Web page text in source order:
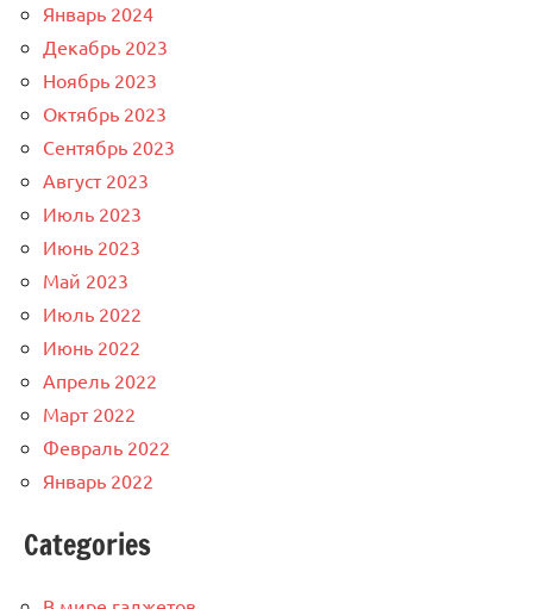
Январь 2024
Декабрь 2023
Ноябрь 2023
Октябрь 2023
Сентябрь 2023
Август 2023
Июль 2023
Июнь 2023
Май 2023
Июль 2022
Июнь 2022
Апрель 2022
Март 2022
Февраль 2022
Январь 2022
Categories